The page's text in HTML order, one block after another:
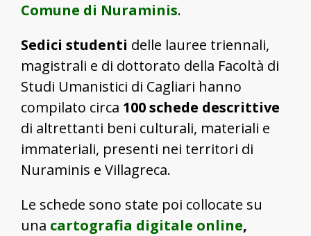
Comune di Nuraminis.
Sedici studenti delle lauree triennali,
magistrali e di dottorato della Facoltà di
Studi Umanistici di Cagliari hanno
compilato circa 100 schede descrittive
di altrettanti beni culturali, materiali e
immateriali, presenti nei territori di
Nuraminis e Villagreca.
Le schede sono state poi collocate su
una cartografia digitale online,